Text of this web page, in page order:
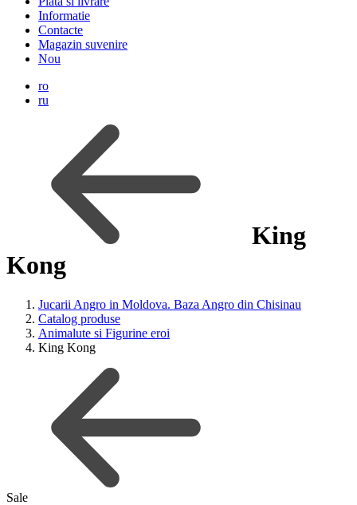
Informatie
Contacte
Magazin suvenire
Nou
ro
ru
King
Kong
Jucarii Angro in Moldova. Baza Angro din Chisinau
Catalog produse
Animalute si Figurine eroi
King Kong
Sale